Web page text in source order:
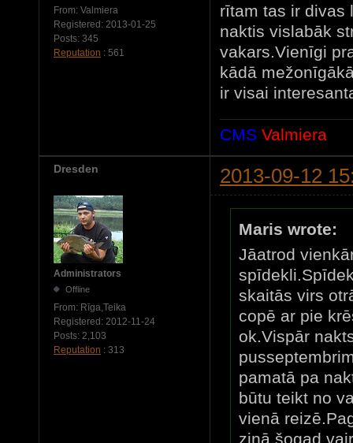
From: Valmiera
Registered: 2013-01-25
Posts: 345
Reputation : 561
rītam tas ir divas
naktis vislabāk
vakars.Vienīgi
kādā
ir visai
CMS Valmiera
Dresden 2013-09-12
Administrators
Offline
From: Rīga,Teika
Registered: 2012-11-24
Posts: 2,103
Reputation : 313
Maris wrote:
Jāatrod
skaitās virs
copē ar pie
ok.Vispār
pamatā pa
būtu teikt no
vienā
ziņā,šogad